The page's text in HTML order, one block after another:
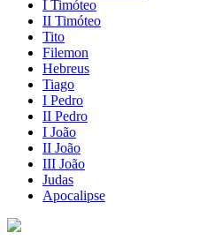
I Timóteo
II Timóteo
Tito
Filemon
Hebreus
Tiago
I Pedro
II Pedro
I João
II João
III João
Judas
Apocalipse